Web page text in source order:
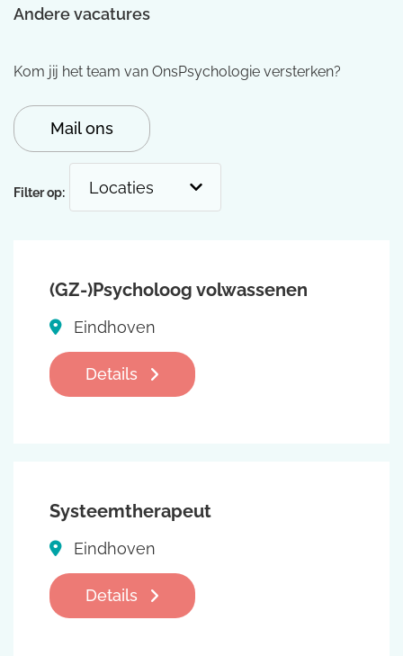
Andere vacatures
Kom jij het team van OnsPsychologie versterken?
Mail ons
Filter op:
(GZ-)Psycholoog volwassenen
Eindhoven
Details
Systeemtherapeut
Eindhoven
Details